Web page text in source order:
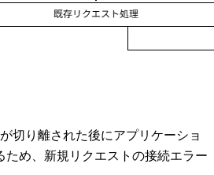
切り離された後にアプリケーショ
ため、新規リクエストの接続エラー